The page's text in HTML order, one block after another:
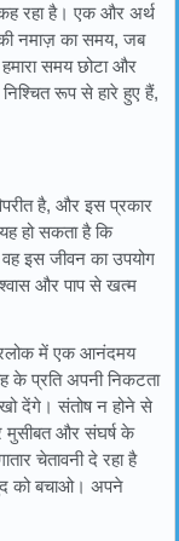
रहा है। एक और अर्थ
नमाज़ का समय, जब
हमारा समय छोटा और
रूप से हारे हुए हैं,
है, और इस प्रकार
हो सकता है कि
इस जीवन का उपयोग
और पाप से खत्म
में एक आनंदमय
के प्रति अपनी निकटता
देंगे। संतोष न होने से
मुसीबत और संघर्ष के
चेतावनी दे रहा है
को बचाओ। अपने